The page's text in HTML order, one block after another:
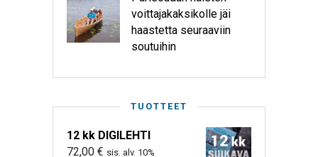
voittajakaksikolle jäi
haastetta seuraaviin
soutuihin
TUOTTEET
12 kk DIGILEHTI
72,00 € sis. alv. 10%